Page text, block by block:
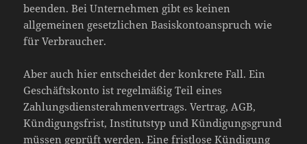
beenden. Bei Unternehmen gibt es keinen
allgemeinen gesetzlichen Basiskontoanspruch wie
für Verbraucher.
Aber auch hier entscheidet der konkrete Fall. Ein
Geschäftskonto ist regelmäßig Teil eines
Zahlungsdiensterahmenvertrags. Vertrag, AGB,
Kündigungsfrist, Institutstyp und Kündigungsgrund
müssen geprüft werden. Eine fristlose Kündigung